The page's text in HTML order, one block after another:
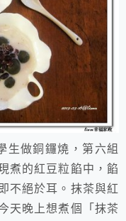
生做銅鑼燒，第六組
煮的紅豆粒餡中，餡
不絕於耳。抹茶與紅
天晚上想煮個「抹茶